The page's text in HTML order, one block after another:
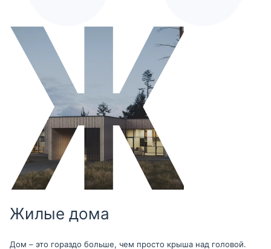
Жилые дома
Дом – это гораздо больше, чем просто крыша над головой.